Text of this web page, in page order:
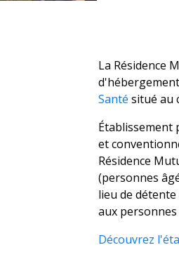
La Résidence
Santé situé au
Établissement
et
Résidence
(personnes
lieu de
aux
Découvrez